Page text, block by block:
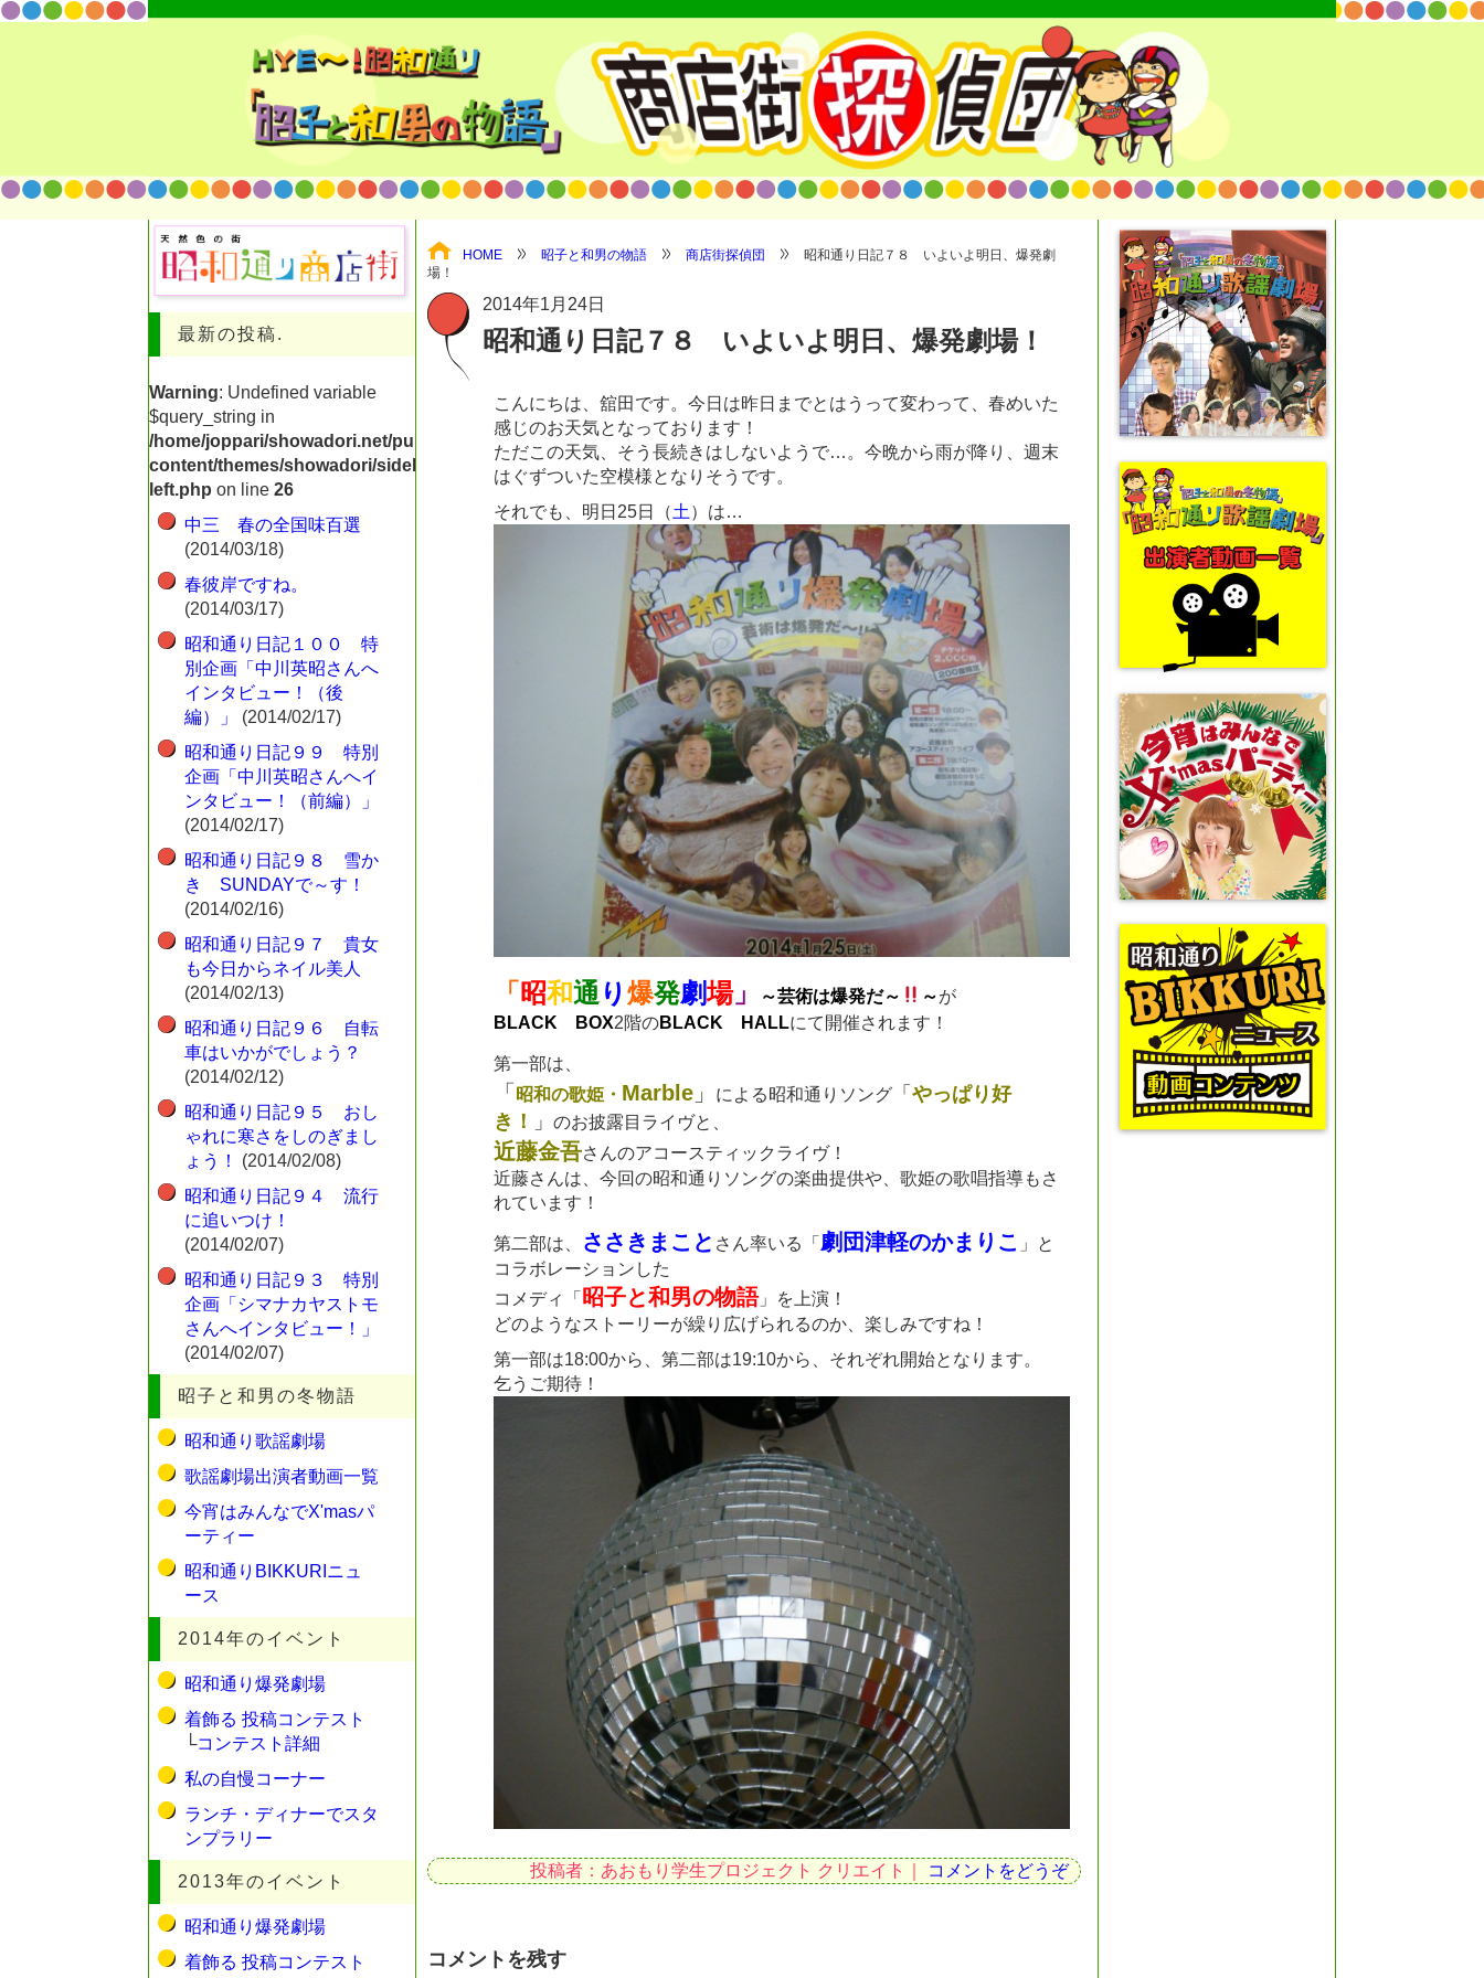
最新の投稿.
Warning: Undefined variable
$query_string in
/home/joppari/showadori.net/public_html/shop/wp-
content/themes/showadori/sidebar-
left.php on line26
中三 春の全国味百選
(2014/03/18)
春彼岸ですね。
(2014/03/17)
昭和通り日記１００ 特
別企画「中川英昭さんへ
インタビュー！（後
編）」
(2014/02/17)
昭和通り日記９９ 特別
企画「中川英昭さんへイ
ンタビュー！（前編）」
(2014/02/17)
昭和通り日記９８ 雪か
き SUNDAYで～す！
(2014/02/16)
昭和通り日記９７ 貴女
も今日からネイル美人
(2014/02/13)
昭和通り日記９６ 自転
車はいかがでしょう？
(2014/02/12)
昭和通り日記９５ おし
ゃれに寒さをしのぎまし
ょう！
(2014/02/08)
昭和通り日記９４ 流行
に追いつけ！
(2014/02/07)
昭和通り日記９３ 特別
企画「シマナカヤストモ
さんへインタビュー！」
(2014/02/07)
昭子と和男の冬物語
昭和通り歌謡劇場
歌謡劇場出演者動画一覧
今宵はみんなでX'masパ
ーティー
昭和通りBIKKURIニュ
ース
2014年のイベント
昭和通り爆発劇場
着飾る 投稿コンテスト
└コンテスト詳細
私の自慢コーナー
ランチ・ディナーでスタ
ンプラリー
2013年のイベント
昭和通り爆発劇場
着飾る 投稿コンテスト
HOME 昭子と和男の物語 商店街探偵団
昭和通り日記７８ いよいよ明日、爆発劇
場！
2014年1月24日
昭和通り日記７８ いよいよ明日、爆発劇場！
こんにちは、舘田です。今日は昨日までとはうって変わって、春めいた
感じのお天気となっております！
ただこの天気、そう長続きはしないようで…。今晩から雨が降り、週末
はぐずついた空模様となりそうです。
それでも、明日25日（土 ）は…
「昭和通 り 爆発劇場」 ～芸術は爆発だ～ ～が
BLACK
BOX2階のBLACK HALLにて開催されます！
第一部は、
「 昭和の歌姫・ Marble」 による昭和通りソング「 やっぱり好
き！
」 のお披露目ライヴと、
近藤金吾さんのアコースティックライヴ！
近藤さんは、今回の昭和通りソングの楽曲提供や、歌姫の歌唱指導もさ
れています！
第二部は、 ささきまこと さん率いる「 劇団津軽のかまりこ 」と
コラボレーションした
コメディ「 昭子と和男の物語」を上演！
どのようなストーリーが繰り広げられるのか、楽しみですね！
第一部は18:00から、第二部は19:10から、それぞれ開始となります。
乞うご期待！
投稿者：あおもり学生プロジェクト クリエイト｜ コメントをどうぞ
コメントを残す